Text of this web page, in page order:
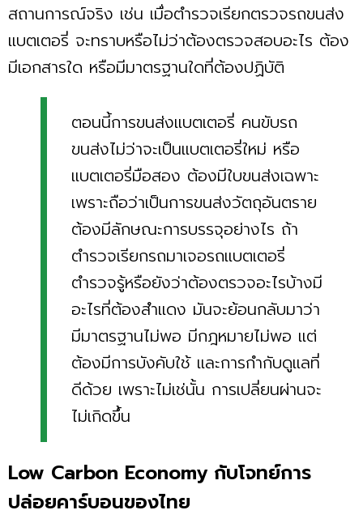
สถานการณ์จริง เช่น เมื่อตำรวจเรียกตรวจรถขนส่ง
แบตเตอรี่ จะทราบหรือไม่ว่าต้องตรวจสอบอะไร ต้อง
มีเอกสารใด หรือมีมาตรฐานใดที่ต้องปฏิบัติ
ตอนนี้การขนส่งแบตเตอรี่ คนขับรถ
ขนส่งไม่ว่าจะเป็นแบตเตอรี่ใหม่ หรือ
แบตเตอรี่มือสอง ต้องมีใบขนส่งเฉพาะ
เพราะถือว่าเป็นการขนส่งวัตถุอันตราย
ต้องมีลักษณะการบรรจุอย่างไร ถ้า
ตำรวจเรียกรถมาเจอรถแบตเตอรี่
ตำรวจรู้หรือยังว่าต้องตรวจอะไรบ้างมี
อะไรที่ต้องสำแดง มันจะย้อนกลับมาว่า
มีมาตรฐานไม่พอ มีกฎหมายไม่พอ แต่
ต้องมีการบังคับใช้ และการกำกับดูแลที่
ดีด้วย เพราะไม่เช่นั้น การเปลี่ยนผ่านจะ
ไม่เกิดขึ้น
Low Carbon Economy กับโจทย์การ
ปล่อยคาร์บอนของไทย